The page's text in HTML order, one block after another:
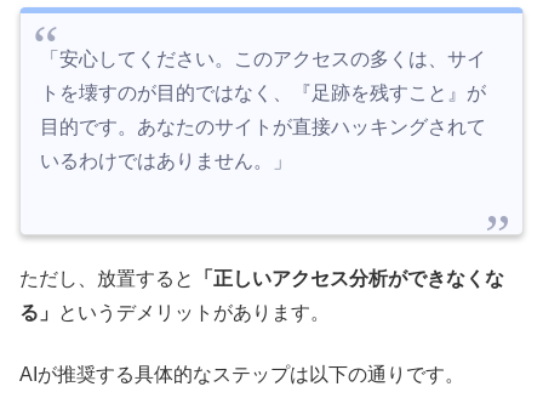
「安心してください。このアクセスの多くは、サイ
トを壊すのが目的ではなく、『足跡を残すこと』が
目的です。あなたのサイトが直接ハッキングされて
いるわけではありません。」
ただし、放置すると
「正しいアクセス分析ができなくな
る」
というデメリットがあります。
AIが推奨する具体的なステップは以下の通りです。